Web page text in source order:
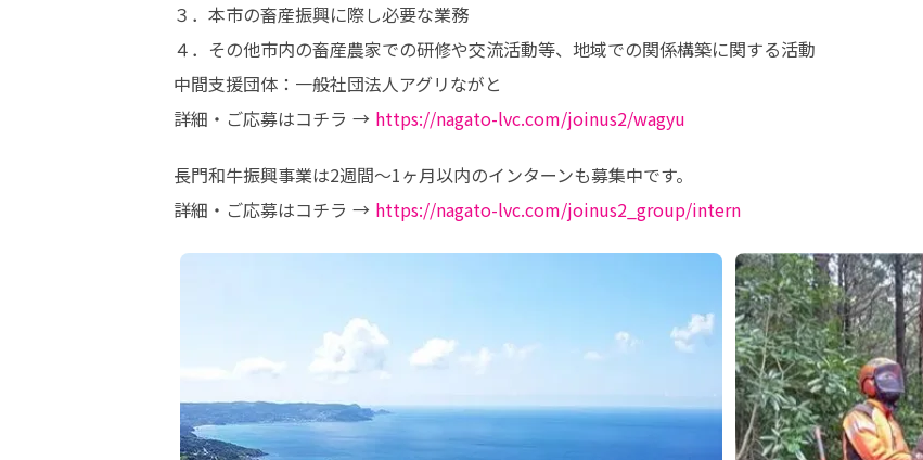
３．本市の畜産振興に際し必要な業務
４．その他市内の畜産農家での研修や交流活動等、地域での関係構築に関する活動
中間支援団体：一般社団法人アグリながと
詳細・ご応募はコチラ → https://nagato-lvc.com/joinus2/wagyu
長門和牛振興事業は2週間〜1ヶ月以内のインターンも募集中です。
詳細・ご応募はコチラ → https://nagato-lvc.com/joinus2_group/intern